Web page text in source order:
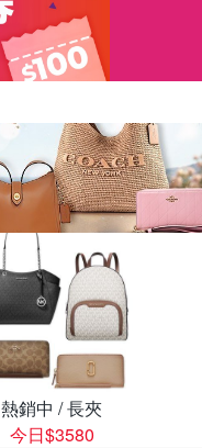
熱銷中 / 長夾
今日$3580